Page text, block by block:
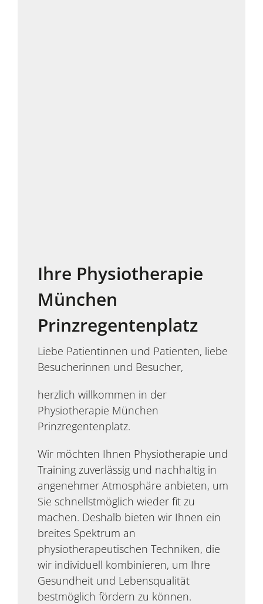
Ihre Physiotherapie
München
Prinzregentenplatz
Liebe Patientinnen und Patienten, liebe
Besucherinnen und Besucher,
herzlich willkommen in der
Physiotherapie München
Prinzregentenplatz.
Wir möchten Ihnen Physiotherapie und
Training zuverlässig und nachhaltig in
angenehmer Atmosphäre anbieten, um
Sie schnellstmöglich wieder fit zu
machen. Deshalb bieten wir Ihnen ein
breites Spektrum an
physiotherapeutischen Techniken, die
wir individuell kombinieren, um Ihre
Gesundheit und Lebensqualität
bestmöglich fördern zu können.